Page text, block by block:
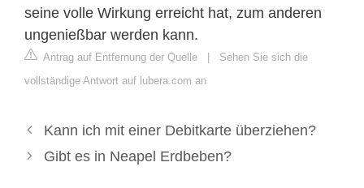
seine volle Wirkung erreicht hat, zum anderen
ungenießbar werden kann.
Antrag auf Entfernung der Quelle | Sehen Sie sich die
vollständige Antwort auf lubera.com an
Kann ich mit einer Debitkarte überziehen?
Gibt es in Neapel Erdbeben?